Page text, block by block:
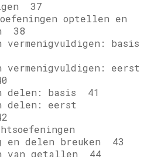
37
optellen en
38
basis
eerst
basis 41
eerst
en delen breuken 43
getallen 44